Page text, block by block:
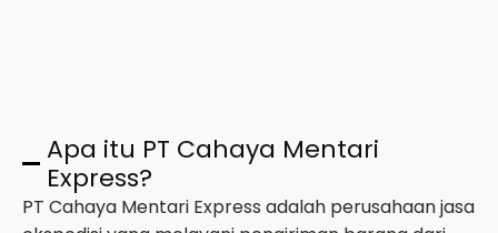
Apa itu PT Cahaya Mentari
Express?
PT Cahaya Mentari Express adalah perusahaan jasa